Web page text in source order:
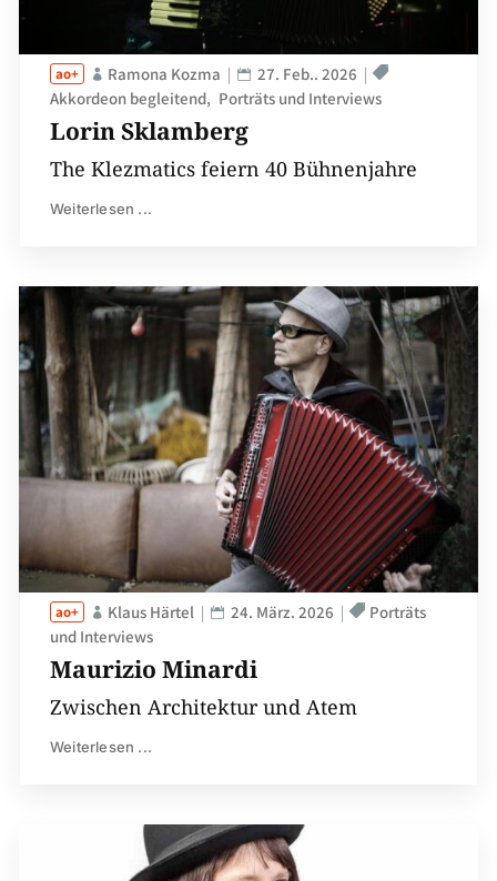
Lorin Sklamberg
Ramona Kozma
27. Feb.. 2026
Akkordeon begleitend
Porträts und Interviews
The Klezmatics feiern 40 Bühnenjahre
Weiterlesen ...
Maurizio Minardi
Klaus Härtel 24. März. 2026
Porträts
und Interviews
Zwischen Architektur und Atem
Weiterlesen ...